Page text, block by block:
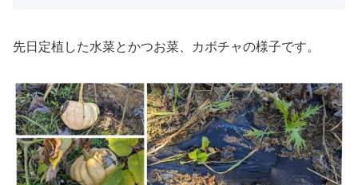
先日定植した水菜とかつお菜、カボチャの様子です。